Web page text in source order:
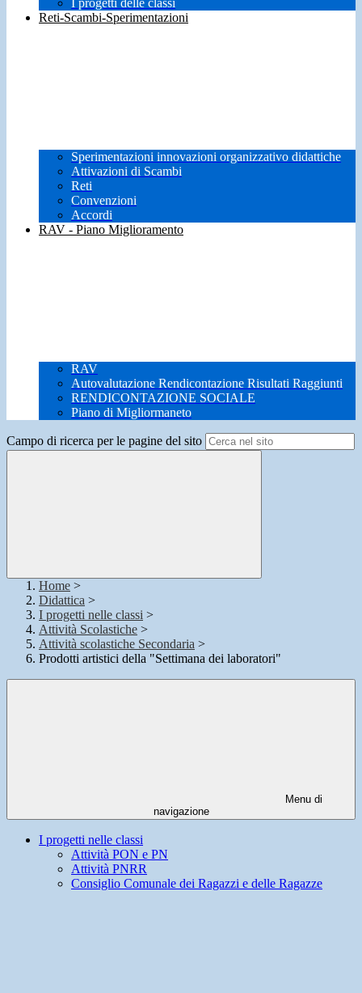
I progetti delle classi
Reti-Scambi-Sperimentazioni
Sperimentazioni innovazioni organizzativo didattiche
Attivazioni di Scambi
Reti
Convenzioni
Accordi
RAV - Piano Miglioramento
RAV
Autovalutazione Rendicontazione Risultati Raggiunti
RENDICONTAZIONE SOCIALE
Piano di Migliormaneto
Campo di ricerca per le pagine del sito
Home >
Didattica >
I progetti nelle classi >
Attività Scolastiche >
Attività scolastiche Secondaria >
Prodotti artistici della "Settimana dei laboratori"
Menu di
navigazione
I progetti nelle classi
Attività PON e PN
Attività PNRR
Consiglio Comunale dei Ragazzi e delle Ragazze